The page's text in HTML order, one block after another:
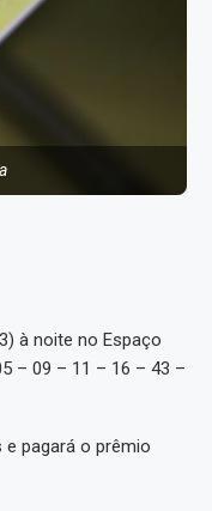
à noite no Espaço
– 09 – 11 – 16 – 43 –
e pagará o prêmio